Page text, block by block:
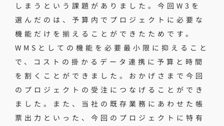
しまうという課題がありました。今回W3を
選んだのは、予算内でプロジェクトに必要な
機能だけを揃えることができたためです。
WMSとしての機能を必要最小限に抑えること
で、コストの掛かるデータ連携に予算と時間
を割くことができました。おかげさまで今回
のプロジェクトの受注につなげることができ
ました。また、当社の既存業務にあわせた帳
票出力といった、今回のプロジェクトに特有